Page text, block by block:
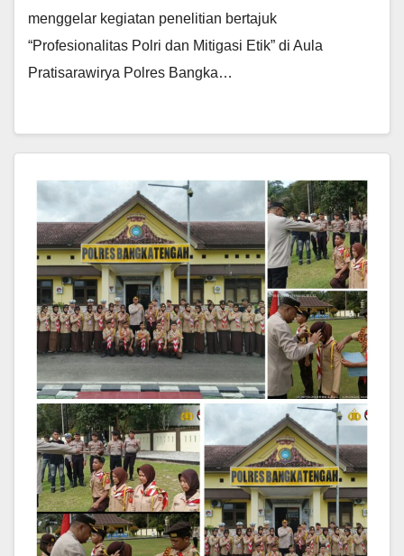
menggelar kegiatan penelitian bertajuk
“Profesionalitas Polri dan Mitigasi Etik” di Aula
Pratisarawirya Polres Bangka…